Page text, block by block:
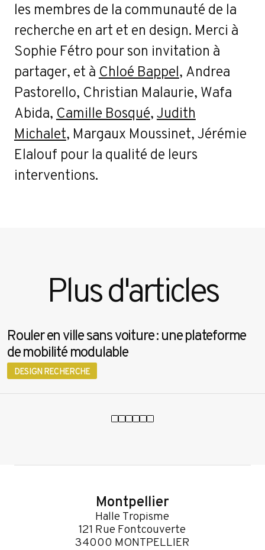
les membres de la communauté de la
recherche en art et en design. Merci à
Sophie Fétro pour son invitation à
partager, et à Chloé Bappel, Andrea
Pastorello, Christian Malaurie, Wafa
Abida, Camille Bosqué, Judith
Michalet, Margaux Moussinet, Jérémie
Elalouf pour la qualité de leurs
interventions.
Plus d'articles
Rouler en ville sans voiture : une plateforme
de mobilité modulable
DESIGN RECHERCHE
Montpellier
Halle Tropisme
121 Rue Fontcouverte
34000 MONTPELLIER